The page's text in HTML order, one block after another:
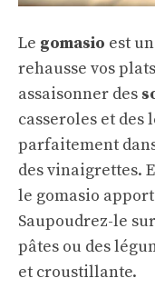
Le gomasio est
rehausse vos
assaisonner des
casseroles et des
parfaitement
des vinaigrettes.
le gomasio
Saupoudrez-le
pâtes ou des
et croustillante.